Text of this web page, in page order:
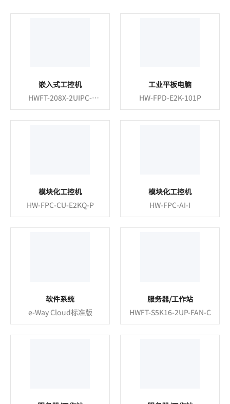
嵌入式工控机
HWFT-208X-2UIPC-
NFAN-I
工业平板电脑
HW-FPD-E2K-101P
模块化工控机
HW-FPC-CU-E2KQ-P
模块化工控机
HW-FPC-AI-I
软件系统
e-Way Cloud标准版
服务器/工作站
HWFT-S5K16-2UP-FAN-C